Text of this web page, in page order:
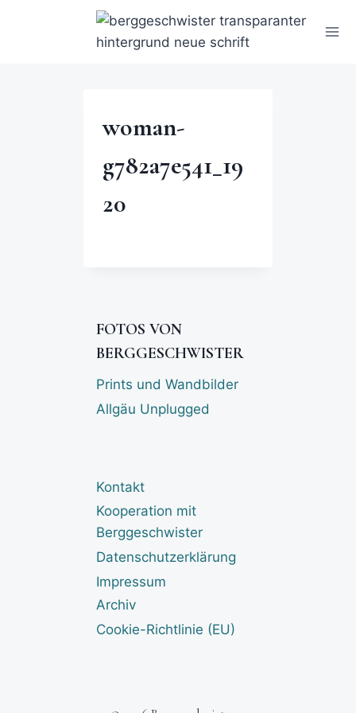
woman-
g782a7e541_19
20
FOTOS VON
BERGGESCHWISTER
Prints und Wandbilder
Allgäu Unplugged
Kontakt
Kooperation mit
Berggeschwister
Datenschutzerklärung
Impressum
Archiv
Cookie-Richtlinie (EU)